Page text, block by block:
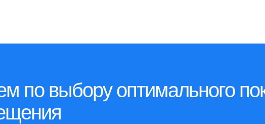
по выбору оптимального